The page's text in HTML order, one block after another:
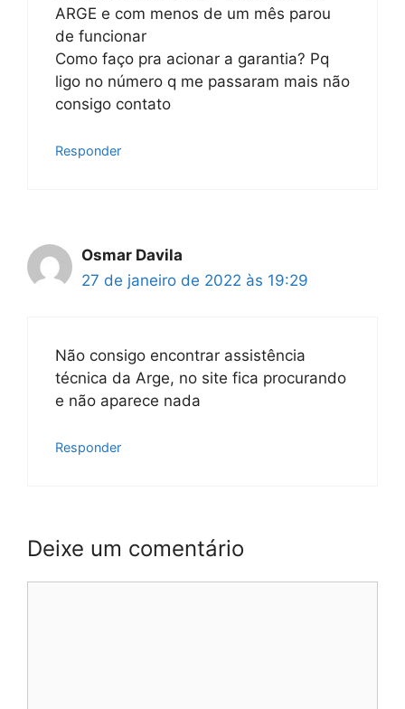
ARGE e com menos de um mês parou
de funcionar
Como faço pra acionar a garantia? Pq
ligo no número q me passaram mais não
consigo contato
Responder
Osmar Davila
27 de janeiro de 2022 às 19:29
Não consigo encontrar assistência
técnica da Arge, no site fica procurando
e não aparece nada
Responder
Deixe um comentário